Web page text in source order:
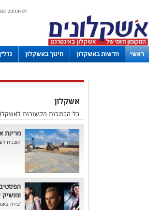
07 אוגוסט 2026 / 19:13
ראשי חדשות באשקלון חינוך באשקלון
אשקלון
כל הכתבות הקשורות
מרינת
תוכנית
‘בירה באגם 3’ - יומיים של הופעות, בירה ודוכני אוכל באקו-פארק